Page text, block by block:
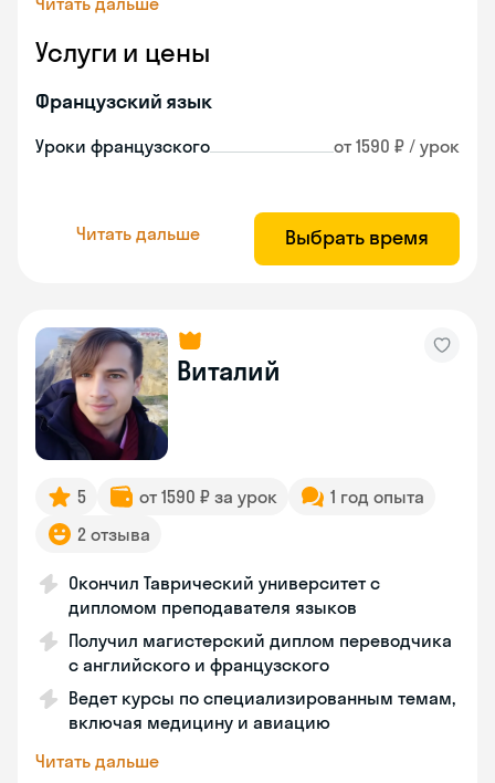
Услуги и цены
Французский язык
Уроки французского от 1590 ₽ / урок
Читать дальше Выбрать время
Виталий
5 от 1590 ₽ за урок
1 год опыта
2 отзыва
Окончил Таврический университет с
дипломом преподавателя языков
Получил магистерский диплом переводчика
с английского и французского
Ведет курсы по специализированным темам,
включая медицину и авиацию
Читать дальше